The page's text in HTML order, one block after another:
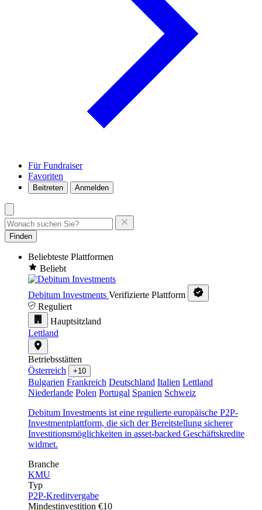
Für Fundraiser
Favoriten
Beitreten Anmelden
Finden
Beliebteste Plattformen
Beliebt
Debitum Investments Verifizierte Plattform
Reguliert
Hauptsitzland
Lettland
Betriebsstätten
Österreich
+10
Bulgarien Frankreich Deutschland Italien Lettland
Niederlande Polen Portugal Spanien Schweiz
Debitum Investments ist eine regulierte europäische P2P-
Investmentplattform, die sich der Bereitstellung sicherer
Investitionsmöglichkeiten in asset-backed Geschäftskredite
widmet.
Branche
KMU
Typ
P2P-Kreditvergabe
Mindestinvestition €10